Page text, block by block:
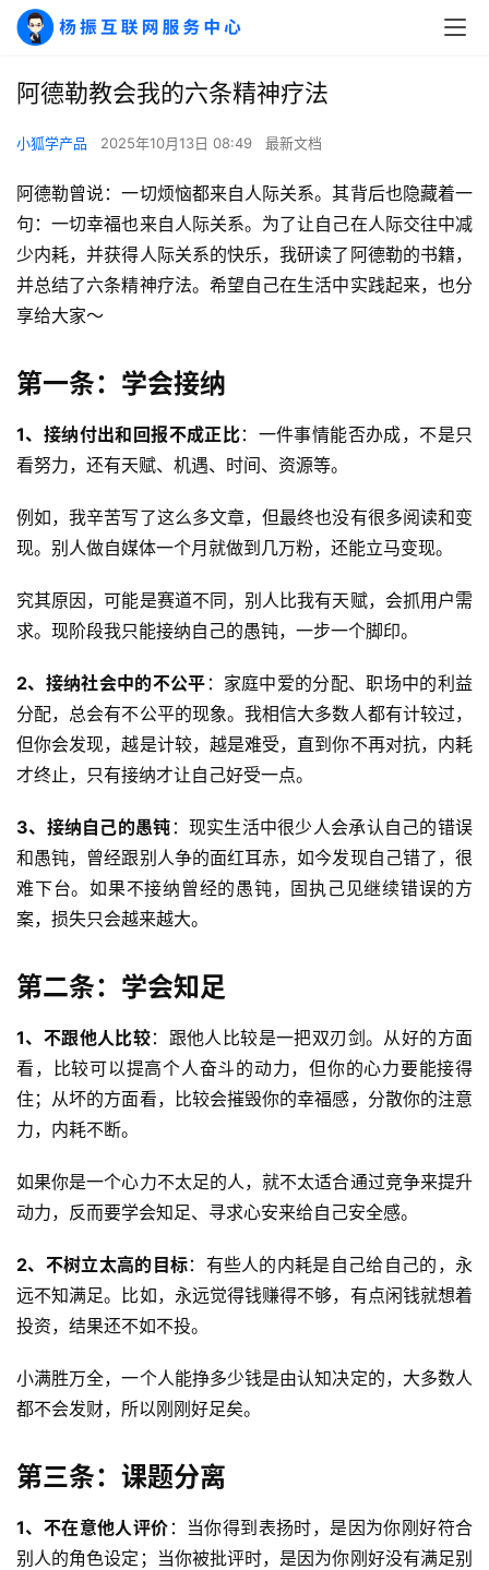
阿德勒教会我的六条精神疗法
小狐学产品 2025年10月13日 08:49 最新文档
阿德勒曾说：一切烦恼都来自人际关系。其背后也隐藏着一
句：一切幸福也来自人际关系。为了让自己在人际交往中减
少内耗，并获得人际关系的快乐，我研读了阿德勒的书籍，
并总结了六条精神疗法。希望自己在生活中实践起来，也分
享给大家～
第一条：学会接纳
1、接纳付出和回报不成正比：一件事情能否办成，不是只
看努力，还有天赋、机遇、时间、资源等。
例如，我辛苦写了这么多文章，但最终也没有很多阅读和变
现。别人做自媒体一个月就做到几万粉，还能立马变现。
究其原因，可能是赛道不同，别人比我有天赋，会抓用户需
求。现阶段我只能接纳自己的愚钝，一步一个脚印。
2、接纳社会中的不公平 ：家庭中爱的分配、职场中的利益
分配，总会有不公平的现象。我相信大多数人都有计较过，
但你会发现，越是计较，越是难受，直到你不再对抗，内耗
才终止，只有接纳才让自己好受一点。
3、接纳自己的愚钝 ：现实生活中很少人会承认自己的错误
和愚钝，曾经跟别人争的面红耳赤，如今发现自己错了，很
难下台。如果不接纳曾经的愚钝，固执己见继续错误的方
案，损失只会越来越大。
第二条：学会知足
1、不跟他人比较：跟他人比较是一把双刃剑。从好的方面
看，比较可以提高个人奋斗的动力，但你的心力要能接得
住；从坏的方面看，比较会摧毁你的幸福感，分散你的注意
力，内耗不断。
如果你是一个心力不太足的人，就不太适合通过竞争来提升
动力，反而要学会知足、寻求心安来给自己安全感。
2、不树立太高的目标：有些人的内耗是自己给自己的，永
远不知满足。比如，永远觉得钱赚得不够，有点闲钱就想着
投资，结果还不如不投。
小满胜万全，一个人能挣多少钱是由认知决定的，大多数人
都不会发财，所以刚刚好足矣。
第三条：课题分离
1、不在意他人评价 ：当你得到表扬时，是因为你刚好符合
别人的角色设定；当你被批评时，是因为你刚好没有满足别